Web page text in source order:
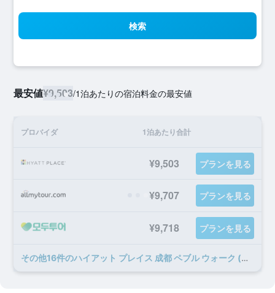
検索
最安値¥9,503/1泊あたりの宿泊料金の最安値
プロバイダ 1泊あたり合計
¥9,503 プランを見る
¥9,707 プランを見る
¥9,718 プランを見る
​その他16​件のハイアット プレイス 成都 ペブル ウォーク (成都象南里凯悦嘉轩酒店)のオファー